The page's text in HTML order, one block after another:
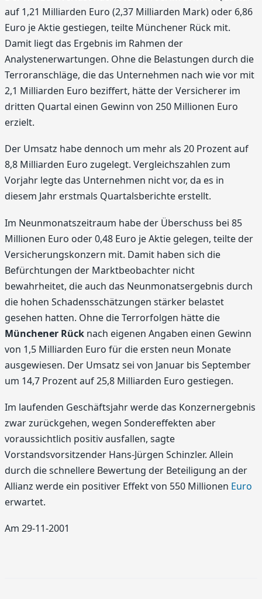
auf 1,21 Milliarden Euro (2,37 Milliarden Mark) oder 6,86
Euro je Aktie gestiegen, teilte Münchener Rück mit.
Damit liegt das Ergebnis im Rahmen der
Analystenerwartungen. Ohne die Belastungen durch die
Terroranschläge, die das Unternehmen nach wie vor mit
2,1 Milliarden Euro beziffert, hätte der Versicherer im
dritten Quartal einen Gewinn von 250 Millionen Euro
erzielt.
Der Umsatz habe dennoch um mehr als 20 Prozent auf
8,8 Milliarden Euro zugelegt. Vergleichszahlen zum
Vorjahr legte das Unternehmen nicht vor, da es in
diesem Jahr erstmals Quartalsberichte erstellt.
Im Neunmonatszeitraum habe der Überschuss bei 85
Millionen Euro oder 0,48 Euro je Aktie gelegen, teilte der
Versicherungskonzern mit. Damit haben sich die
Befürchtungen der Marktbeobachter nicht
bewahrheitet, die auch das Neunmonatsergebnis durch
die hohen Schadensschätzungen stärker belastet
gesehen hatten. Ohne die Terrorfolgen hätte die
Münchener Rück nach eigenen Angaben einen Gewinn
von 1,5 Milliarden Euro für die ersten neun Monate
ausgewiesen. Der Umsatz sei von Januar bis September
um 14,7 Prozent auf 25,8 Milliarden Euro gestiegen.
Im laufenden Geschäftsjahr werde das Konzernergebnis
zwar zurückgehen, wegen Sondereffekten aber
voraussichtlich positiv ausfallen, sagte
Vorstandsvorsitzender Hans-Jürgen Schinzler. Allein
durch die schnellere Bewertung der Beteiligung an der
Allianz werde ein positiver Effekt von 550 Millionen Euro
erwartet.
Am 29-11-2001